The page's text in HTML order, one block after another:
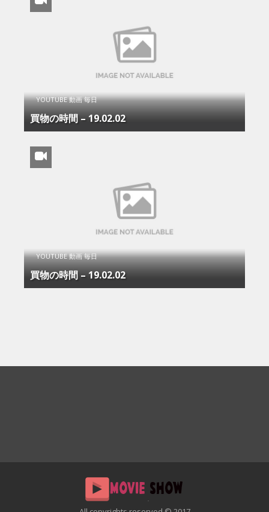
YOUTUBE 動画 毎日
買物の時間 – 19.02.02
YOUTUBE 動画 毎日
買物の時間 – 19.02.02